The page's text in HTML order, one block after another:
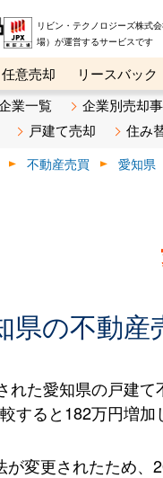
リビン・テクノロジーズ株式
場）が運営するサービスで
任意売却 リースバック
ンパニー オンライン
業一覧 企業別売却
戸建て売却 住み
不動産売買 愛知県
県の不動産
れた愛知県の戸建
すると182万円増
変更されたため、